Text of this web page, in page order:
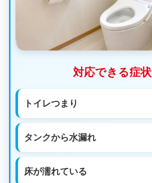
対応できる症状
トイレつまり
タンクから水漏れ
床が濡れている